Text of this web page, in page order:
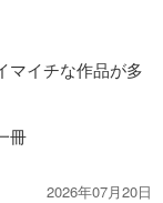
マイチな作品が多
冊
2026年07月20日